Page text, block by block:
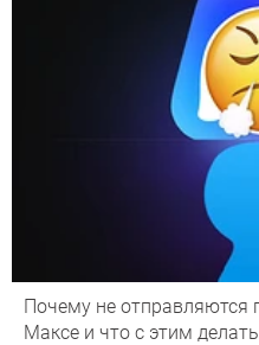
Почему не отправляются
Максе и что с этим делать